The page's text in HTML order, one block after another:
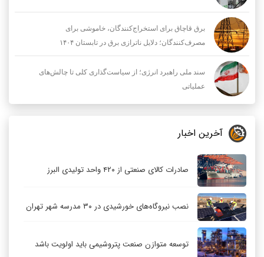
برق قاچاق برای استخراج‌کنندگان، خاموشی برای
مصرف‌کنندگان؛ دلایل ناترازی برق در تابستان ۱۴۰۴
سند ملی راهبرد انرژی؛ از سیاست‌گذاری کلی تا چالش‌های
عملیاتی
آخرین اخبار
صادرات کالای صنعتی از ۴۲۰ واحد تولیدی البرز
نصب نیروگاه‌های خورشیدی در ۳۰ مدرسه شهر تهران
توسعه متوازن صنعت پتروشیمی باید اولویت باشد